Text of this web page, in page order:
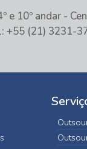
e 10º andar -
+55 (21) 3231-